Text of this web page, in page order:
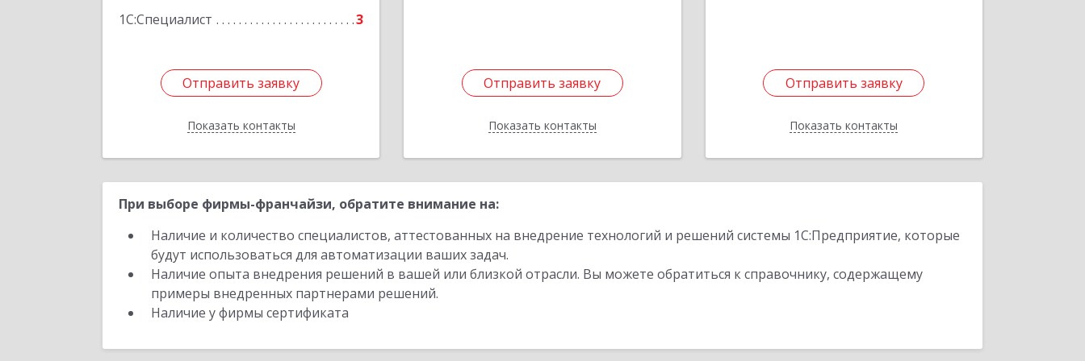
1С:Специалист 3
Отправить заявку
Показать контакты
Отправить заявку
Назад
Отправить заявку
Показать контакты
Отправить заявку
Назад
Отправить заявку
Показать контакты
Отправить заявку
Назад
При выборе фирмы-франчайзи, обратите внимание на:
Наличие и количество специалистов, аттестованных на внедрение технологий и решений системы 1С:Предприятие, которые
будут использоваться для автоматизации ваших задач.
Наличие опыта внедрения решений в вашей или близкой отрасли. Вы можете обратиться к справочнику, содержащему
примеры внедренных партнерами решений.
Наличие у фирмы сертификата